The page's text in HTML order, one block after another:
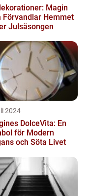
Magin
Förvandlar Hemmet
Julsäsongen
2024
DolceVita: En
för Modern
och Söta Livet